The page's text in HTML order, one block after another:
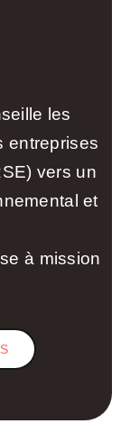
les
entreprises
vers un
et
à mission